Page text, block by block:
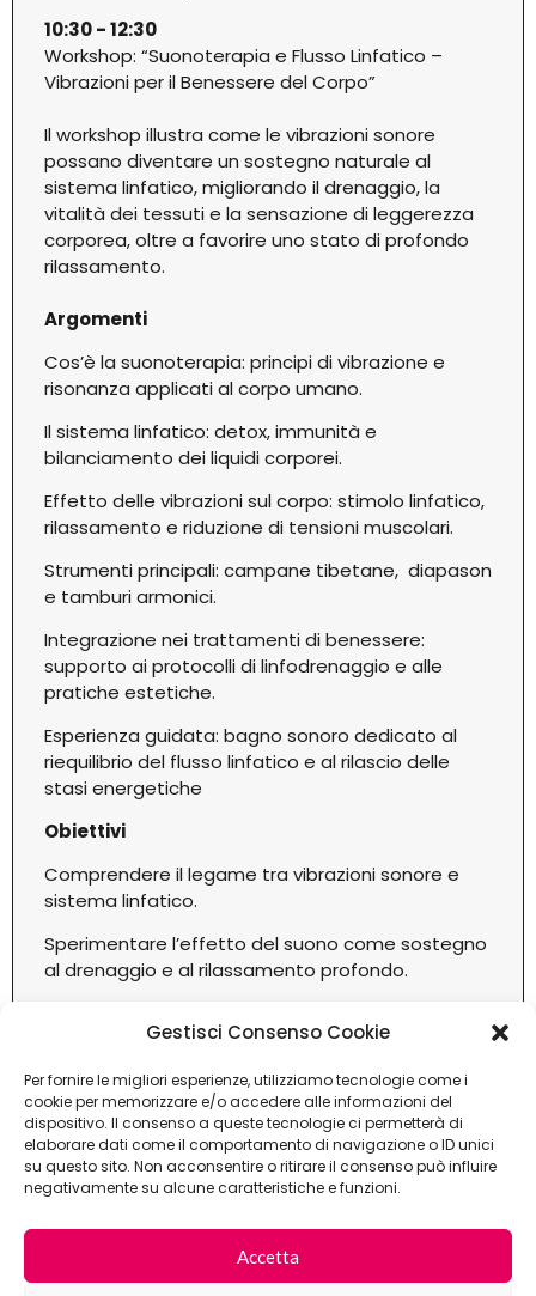
Gestisci Consenso Cookie
Per fornire le migliori esperienze, utilizziamo tecnologie come i
cookie per memorizzare e/o accedere alle informazioni del
dispositivo. Il consenso a queste tecnologie ci permetterà di
elaborare dati come il comportamento di navigazione o ID unici
su questo sito. Non acconsentire o ritirare il consenso può influire
negativamente su alcune caratteristiche e funzioni.
Accetta
10:30 - 12:30
Workshop: “Suonoterapia e Flusso Linfatico –
Vibrazioni per il Benessere del Corpo”
Il workshop illustra come le vibrazioni sonore
possano diventare un sostegno naturale al
sistema linfatico, migliorando il drenaggio, la
vitalità dei tessuti e la sensazione di leggerezza
corporea, oltre a favorire uno stato di profondo
rilassamento.
Argomenti
Cos’è la suonoterapia: principi di vibrazione e
risonanza applicati al corpo umano.
Il sistema linfatico: detox, immunità e
bilanciamento dei liquidi corporei.
Effetto delle vibrazioni sul corpo: stimolo linfatico,
rilassamento e riduzione di tensioni muscolari.
Strumenti principali: campane tibetane, diapason
e tamburi armonici.
Integrazione nei trattamenti di benessere:
supporto ai protocolli di linfodrenaggio e alle
pratiche estetiche.
Esperienza guidata: bagno sonoro dedicato al
riequilibrio del flusso linfatico e al rilascio delle
stasi energetiche
Obiettivi
Comprendere il legame tra vibrazioni sonore e
sistema linfatico.
Sperimentare l’effetto del suono come sostegno
al drenaggio e al rilassamento profondo.
operatori del benessere.
← BACK HOME